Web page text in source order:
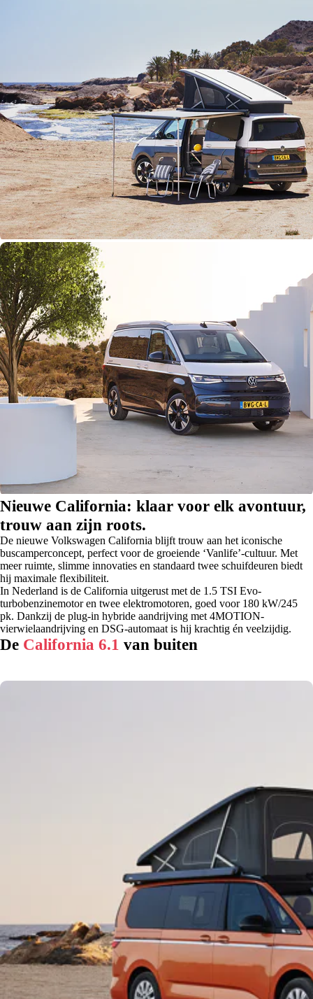
Nieuwe California: klaar voor elk avontuur,
trouw aan zijn roots.
De nieuwe Volkswagen California blijft trouw aan het iconische
buscamperconcept, perfect voor de groeiende ‘Vanlife’-cultuur. Met
meer ruimte, slimme innovaties en standaard twee schuifdeuren biedt
hij maximale flexibiliteit.
In Nederland is de California uitgerust met de 1.5 TSI Evo-
turbobenzinemotor en twee elektromotoren, goed voor 180 kW/245
pk. Dankzij de plug-in hybride aandrijving met 4MOTION-
vierwielaandrijving en DSG-automaat is hij krachtig én veelzijdig.
De California 6.1 van buiten